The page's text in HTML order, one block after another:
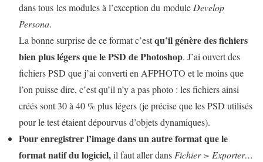
dans tous les modules à l’exception du module Develop
Persona.
La bonne surprise de ce format c’estqu’il génère des fichiers
bien plus légers que le PSD de Photoshop. J’ai ouvert des
fichiers PSD que j’ai converti en AFPHOTO et le moins que
l’on puisse dire, c’est qu’il n’y a pas photo : les fichiers ainsi
créés sont 30 à 40 % plus légers (je précise que les PSD utilisés
pour le test étaient dépourvus d’objets dynamiques).
Pour enregistrer l’image dans un autre format que le
format natif du logiciel,il faut aller dans Fichier > Exporter…